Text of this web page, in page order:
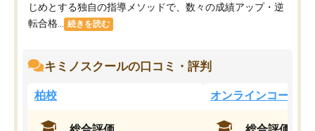
じめとする独自の指導メソッドで、数々の成績アップ・逆
転合格...
続きを読む
キミノスクールの口コミ・評判
柏校 オンラインコース